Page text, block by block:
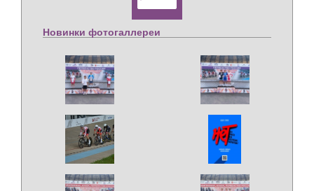
Новинки фотогаллереи